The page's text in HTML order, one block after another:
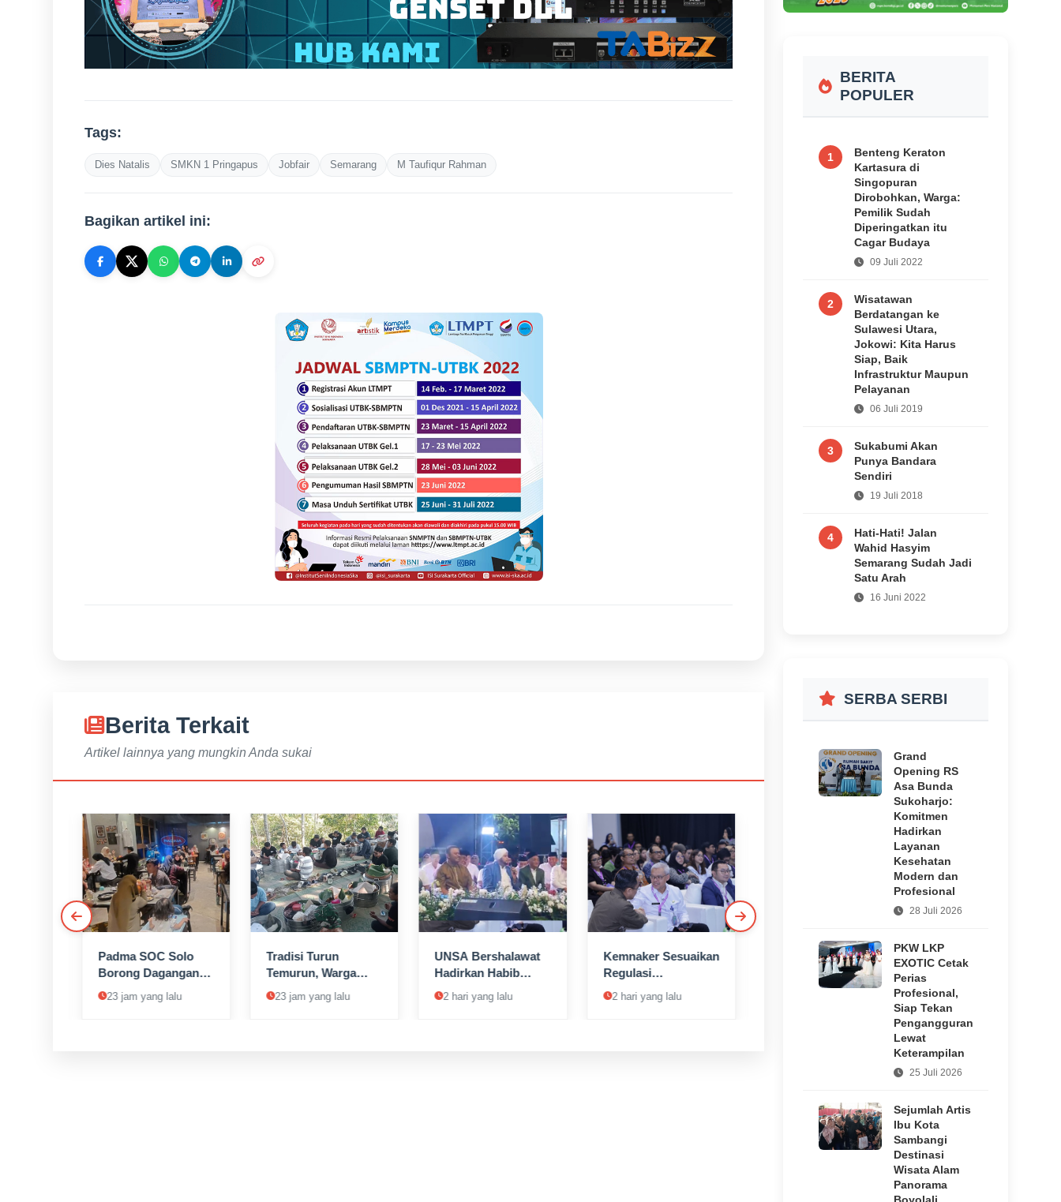
Tags:
Dies Natalis SMKN 1 Pringapus Jobfair Semarang M Taufiqur Rahman
Bagikan artikel ini:
Berita Terkait
Artikel lainnya yang mungkin Anda sukai
Padma SOC Solo
Borong Dagangan
Pedagang Keliling,
Dibagikan Gratis ke
23 jam yang lalu
Tradisi Turun
Temurun, Warga
Lereng Merbabu
Boyolali Gelar
23 jam yang lalu
UNSA Bershalawat
Hadirkan Habib
Syech bin Abdul
Qadir Assegaf
2 hari yang lalu
Kemnaker Sesuaikan
Regulasi
Ketenagakerjaan
Hadapi Dinamika
2 hari yang lalu
Pagelaran Wayang
Potehi Kembali
Hadir di Klenteng
Ekosistem
Jasa Raharja
Hadirkan Pelayanan
Maksimal Kepada
5 jam yang lalu
Warga Lereng
lalu
BERITA
POPULER
1
Benteng Keraton
Kartasura di
Singopuran
Dirobohkan, Warga:
Pemilik Sudah
Diperingatkan itu
Cagar Budaya
09 Juli 2022
2
Wisatawan
Berdatangan ke
Sulawesi Utara,
Jokowi: Kita Harus
Siap, Baik
Infrastruktur Maupun
Pelayanan
06 Juli 2019
3
Sukabumi Akan
Punya Bandara
Sendiri
19 Juli 2018
4
Hati-Hati! Jalan
Wahid Hasyim
Semarang Sudah Jadi
Satu Arah
16 Juni 2022
SERBA SERBI
Grand
Opening RS
Asa Bunda
Sukoharjo:
Komitmen
Hadirkan
Layanan
Kesehatan
Modern dan
Profesional
28 Juli 2026
PKW LKP
EXOTIC Cetak
Perias
Profesional,
Siap Tekan
Pengangguran
Lewat
Keterampilan
25 Juli 2026
Sejumlah Artis
Ibu Kota
Sambangi
Destinasi
Wisata Alam
Panorama